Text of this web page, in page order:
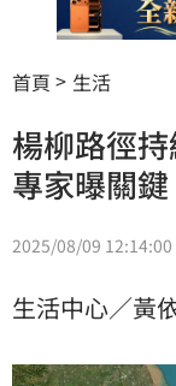
首頁 生活
楊柳路徑
專家曝關
2025/08/09 12:14:00
生活中心／黃